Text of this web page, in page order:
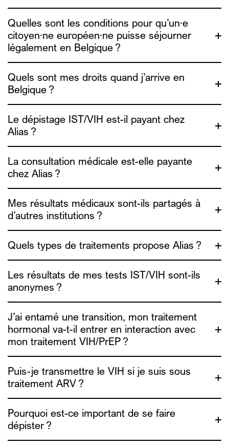
ADDE
l’ADDE
Quelles sont les conditions pour qu’un·e
citoyen·ne européen·ne puisse séjourner
légalement en Belgique ?
Quels sont mes droits quand j’arrive en
Belgique ?
l’Association pour le droit des
étrangers (ADDE)
Le dépistage IST/VIH est-il payant chez
Alias ?
La consultation médicale est-elle payante
chez Alias ?
ici
Mes résultats médicaux sont-ils partagés à
d’autres institutions ?
Quels types de traitements propose Alias ?
Les résultats de mes tests IST/VIH sont-ils
anonymes ?
rendez-vous ici
J’ai entamé une transition, mon traitement
hormonal va-t-il entrer en interaction avec
mon traitement VIH/PrEP ?
http://www.genrespluriels.be/-Traitements-
Hormonaux-TH-
http://www.genrespluriels.be/Guide-de-sante-
Puis-je transmettre le VIH si je suis sous
traitement ARV ?
Pourquoi est-ce important de se faire
dépister ?